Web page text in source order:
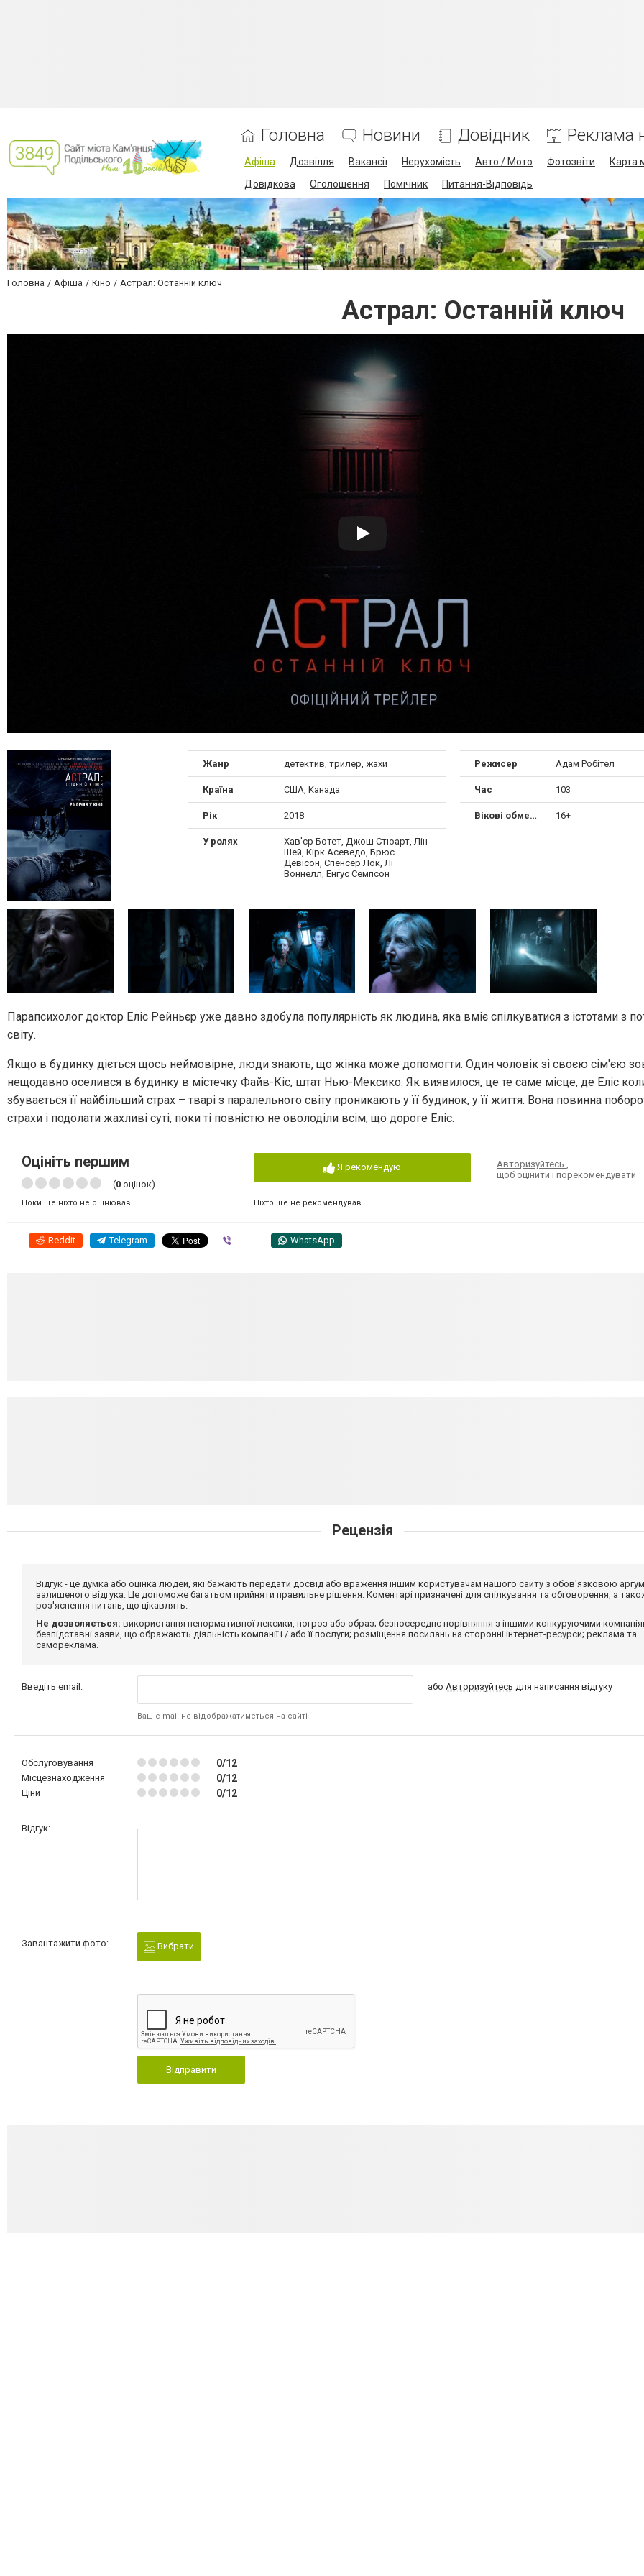
Головна Новини Довідник Реклама
Афіша Дозвілля Вакансії Нерухомість Авто / Мото Фотозвіти
Карта
Довідкова
Оголошення Помічник Питання-Відповідь
Головна Афіша Кіно Астрал: Останній ключ
Астрал: Останній ключ
Жанр детектив, трилер, жахи
Країна США, Канада
Рік 2018
У ролях
Хав'єр Ботет, Джош Стюарт, Лін
Шей, Кірк Асеведо, Брюс
Девісон, Спенсер Лок, Лі
Воннелл, Енгус Семпсон
Режисер Адам Робітел
Час 103
Вікові обмеження 16+
Парапсихолог доктор Еліс Рейньєр уже давно здобула популярність як людина, яка вміє спілкуватися з істотами з
світу.
Якщо в будинку діється щось неймовірне, люди знають, що жінка може допомогти. Один чоловік зі своєю сім'єю
нещодавно оселився в будинку в містечку Файв-Кіс, штат Нью-Мексико. Як виявилося, це те саме місце, де Еліс
збувається її найбільший страх – тварі з паралельного світу проникають у її будинок, у її життя. Вона повинна
страхи і подолати жахливі суті, поки ті повністю не оволоділи всім, що дороге Еліс.
Оцініть першим
(0 оцінок)
Поки ще ніхто не оцінював
Я рекомендую
Ніхто ще не рекомендував
Авторизуйтесь,
щоб оцінити і порекомендувати
Reddit Telegram WhatsApp
Рецензія
Відгук - це думка або оцінка людей, які бажають передати досвід або враження іншим користувачам нашого сайту з обов'язковою
залишеного відгука. Це допоможе багатьом прийняти правильне рішення. Коментарі призначені для спілкування та обговорення, а
роз'яснення питань, що цікавлять.
Не дозволяється: використання ненормативної лексики, погроз або образ; безпосереднє порівняння з іншими конкуруючими
безпідставні заяви, що ображають діяльність компанії і / або її послуги; розміщення посилань на сторонні інтернет-ресурси; реклама та
самореклама.
Введіть email:
Ваш e-mail не відображатиметься на сайті
або Авторизуйтесь для написання відгуку
Обслуговування 0/12
Місцезнаходження 0/12
Ціни 0/12
Відгук:
Завантажити фото: Вибрати
Відправити